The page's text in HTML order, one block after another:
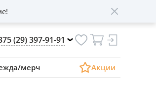
(29) 397-91-91
мерч Акции